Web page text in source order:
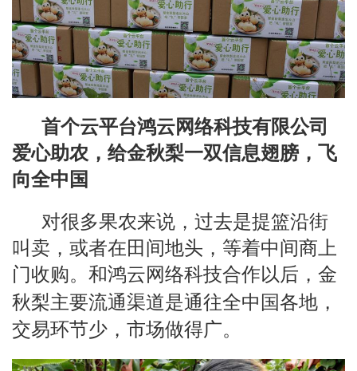
首个云平台鸿云网络科技有限公司
爱心助农，给金秋梨一双信息翅膀，飞
向全中国
对很多果农来说，过去是提篮沿街
叫卖，或者在田间地头，等着中间商上
门收购。和鸿云网络科技合作以后，金
秋梨主要流通渠道是通往全中国各地 ，
交易环节少，市场做得广。